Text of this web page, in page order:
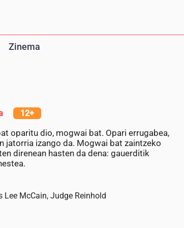
Zinema
12+
oparitu dio, mogwai bat. Opari errugabea,
jatorria izango da. Mogwai bat zaintzeko
direnean hasten da dena: gauerditik
Lee McCain, Judge Reinhold